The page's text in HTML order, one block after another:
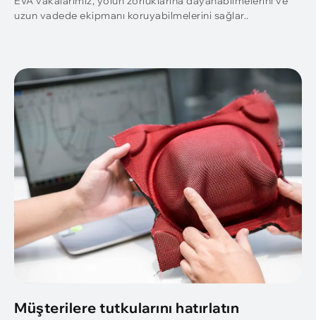
uzun vadede ekipmanı koruyabilmelerini sağlar..
Müşterilere tutkularını hatırlatın